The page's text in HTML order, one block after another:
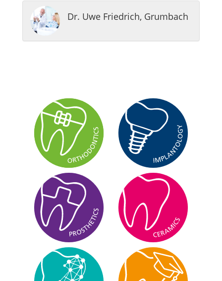
Dr. Uwe Friedrich, Grumbach